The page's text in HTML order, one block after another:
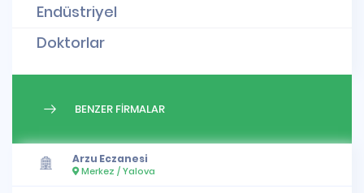
Endüstriyel
Doktorlar
BENZER FİRMALAR
Arzu Eczanesi
Merkez / Yalova